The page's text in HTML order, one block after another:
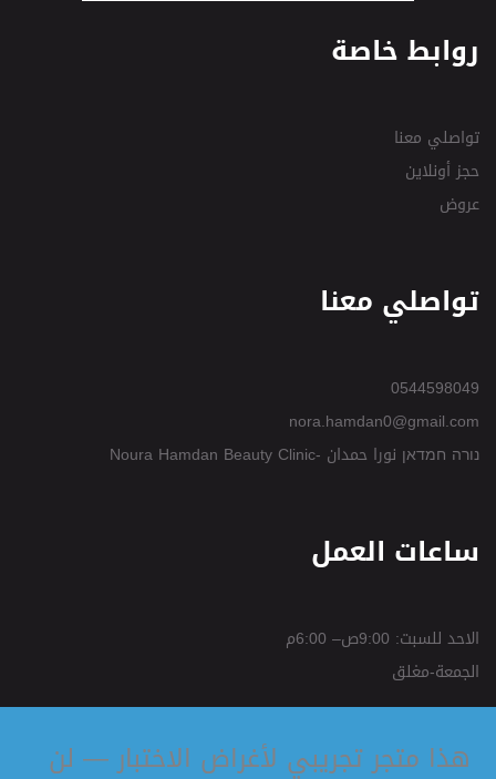
هذا متجر تجريبي لأغراض الاختبار — لن
روابط خاصة
تواصلي معنا
حجز أونلاين
عروض
تواصلي معنا
0544598049
nora.hamdan0@gmail.com
נורה חמדאן نورا حمدان -Noura Hamdan Beauty Clinic
ساعات العمل
الاحد للسبت: 9:00ص– 6:00م
الجمعة-مغلق